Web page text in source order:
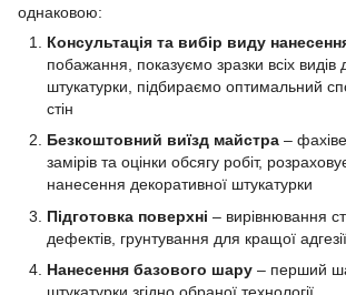
однаковою:
Консультація та вибір виду
побажання, показуємо зразки всіх видів
штукатурки, підбираємо оптимальний
стін
Безкоштовний виїзд майстра –
замірів та оцінки обсягу робіт,
нанесення декоративної штукатурки
Підготовка поверхні – вирівнювання
дефектів, грунтування для кращої адгезії
Нанесення базового шару – перший